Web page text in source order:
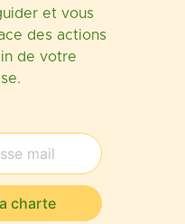
et vous
des actions
de votre
charte